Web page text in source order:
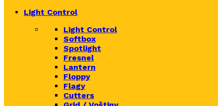
Light Control
Light Control
Softbox
Spotlight
Fresnel
Lantern
Floppy
Flagy
Cutters